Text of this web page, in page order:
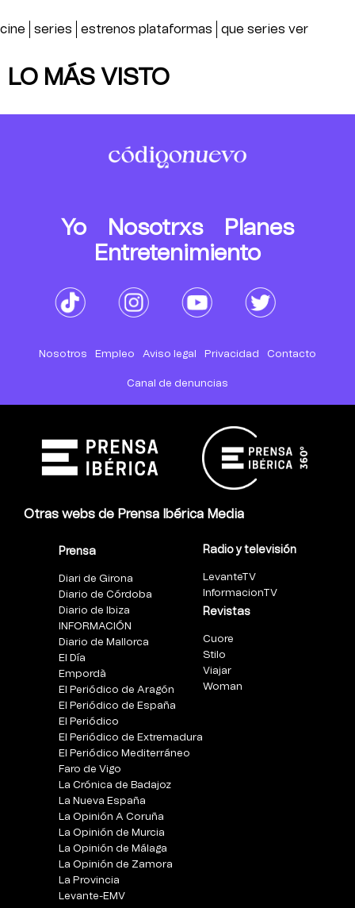
cine series estrenos plataformas que series ver
LO MÁS VISTO
Yo Nosotrxs
Planes
Entretenimiento
Nosotros Empleo Aviso legal Privacidad Contacto
Canal de denuncias
Otras webs de Prensa Ibérica Media
Prensa
Diari de Girona
Diario de Córdoba
Diario de Ibiza
INFORMACIÓN
Diario de Mallorca
El Día
Empordà
El Periódico de Aragón
El Periódico de España
El Periódico
El Periódico de Extremadura
El Periódico Mediterráneo
Faro de Vigo
La Crónica de Badajoz
La Nueva España
La Opinión A Coruña
La Opinión de Murcia
La Opinión de Málaga
La Opinión de Zamora
La Provincia
Levante-EMV
Radio y televisión
LevanteTV
InformacionTV
Revistas
Cuore
Stilo
Viajar
Woman